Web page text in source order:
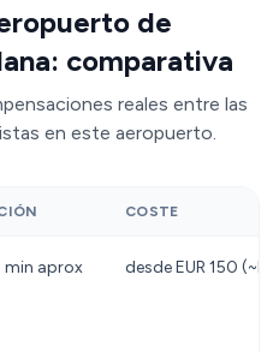
las rutas locales y eran
traslado privado
fricciones,
horario fiable y un precio
de
comparativa
reales entre las
en este aeropuerto.
COSTE
aprox desde EUR 150